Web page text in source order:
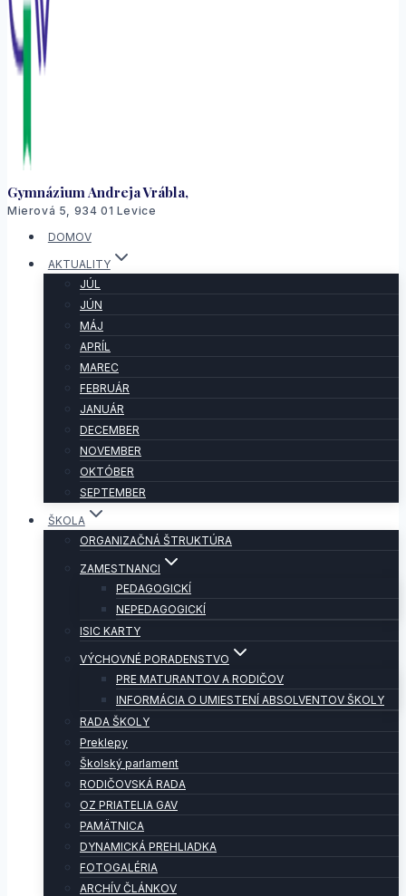
Gymnázium Andreja Vrábla,
Mierová 5, 934 01 Levice
DOMOV
AKTUALITY
JÚL
JÚN
MÁJ
APRÍL
MAREC
FEBRUÁR
JANUÁR
DECEMBER
NOVEMBER
OKTÓBER
SEPTEMBER
ŠKOLA
ORGANIZAČNÁ ŠTRUKTÚRA
ZAMESTNANCI
PEDAGOGICKÍ
NEPEDAGOGICKÍ
ISIC KARTY
VÝCHOVNÉ PORADENSTVO
PRE MATURANTOV A RODIČOV
INFORMÁCIA O UMIESTENÍ ABSOLVENTOV ŠKOLY
RADA ŠKOLY
Preklepy
Školský parlament
RODIČOVSKÁ RADA
OZ PRIATELIA GAV
PAMÄTNICA
DYNAMICKÁ PREHLIADKA
FOTOGALÉRIA
ARCHÍV ČLÁNKOV